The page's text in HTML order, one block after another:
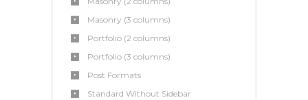
Masonry (3 columns)
Portfolio (2 columns)
Portfolio (3 columns)
Post Formats
Standard Without Sidebar